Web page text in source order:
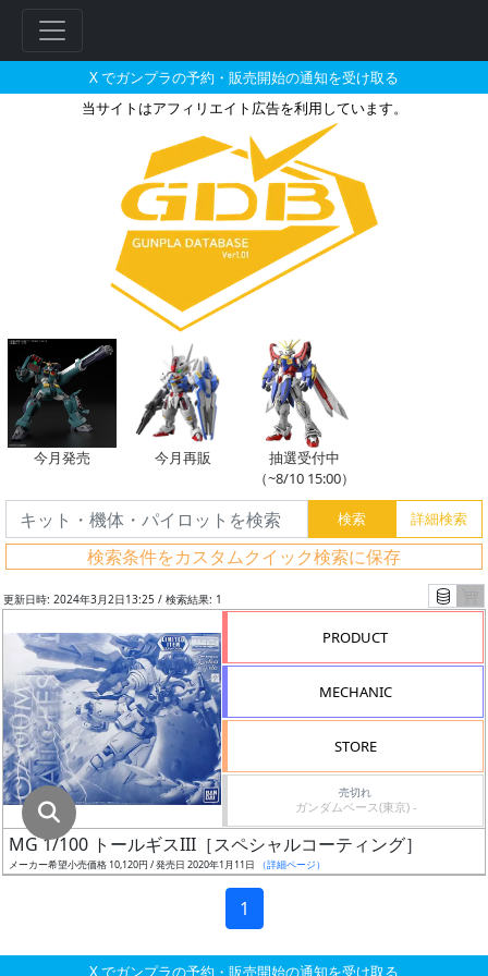
X でガンプラの予約・販売開始の通知を受け取る
当サイトはアフィリエイト広告を利用しています。
MG 1/100 トールギスIII［スペシ
今月発売 今月再販
抽選受付中
（~8/10 15:00）
検索条件をカスタムクイック検索に保存
ー
グ
レ
ケ
ー
ル
成
形
更新日時: 2024年3月2日13:25 / 検索結果: 1
PRODUCT
MECHANIC
STORE
売切れ
ガンダムベース(東京) -
MG 1/100 トールギスIII［スペシャルコーティング］
メーカー希望小売価格 10,120円 / 発売日 2020年1月11日 （詳細ページ）
1
X でガンプラの予約・販売開始の通知を受け取る